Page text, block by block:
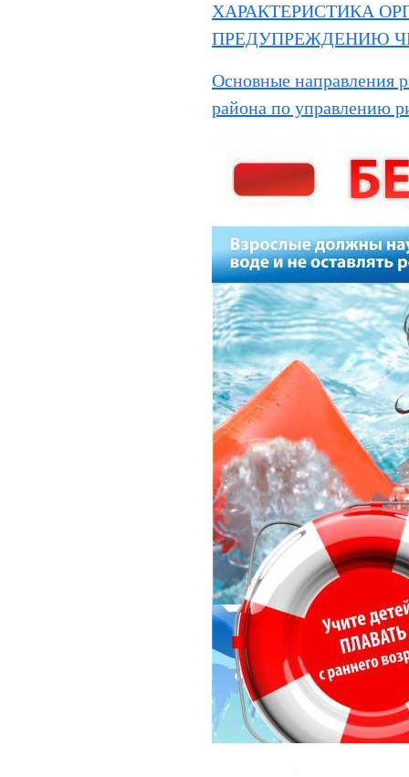
ХАРАКТЕРИСТИКА
ПРЕДУПРЕЖДЕНИЮ
Основные направления
района по управлению